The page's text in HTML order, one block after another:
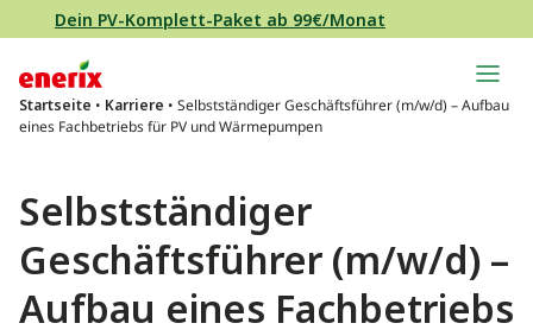
Direkt zum Inhalt wechseln
Dein PV-Komplett-Paket ab 99€/Monat
Hauptnavigation
Startseite • Karriere • Selbstständiger Geschäftsführer (m/w/d) – Aufbau
eines Fachbetriebs für PV und Wärmepumpen
Selbstständiger
Geschäftsführer (m/w/d) –
Aufbau eines Fachbetriebs